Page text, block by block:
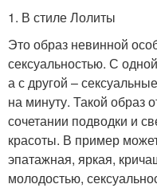
1. В стиле Лолиты
Это образ невинной
сексуальностью. С
а с другой –
на минуту. Такой образ
сочетании подводки и
красоты. В пример
эпатажная, яркая,
молодостью,